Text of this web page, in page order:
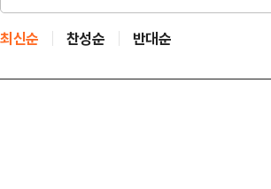
최신순 찬성순 반대순